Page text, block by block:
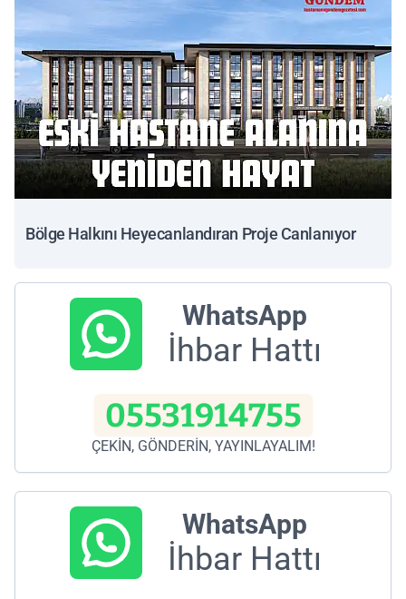
Bölge Halkını Heyecanlandıran Proje Canlanıyor
WhatsApp
İhbar Hattı
05531914755
ÇEKİN, GÖNDERİN, YAYINLAYALIM!
WhatsApp
İhbar Hattı